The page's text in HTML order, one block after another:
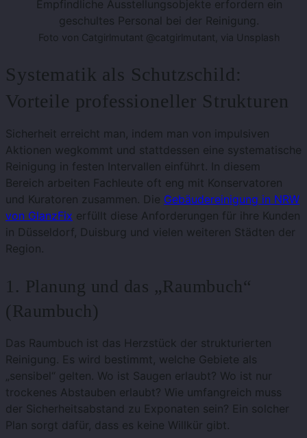
Empfindliche Ausstellungsobjekte erfordern ein
geschultes Personal bei der Reinigung.
Foto von Catgirlmutant @catgirlmutant, via Unsplash
Systematik als Schutzschild:
Vorteile professioneller Strukturen
Sicherheit erreicht man, indem man von impulsiven
Aktionen wegkommt und stattdessen eine systematische
Reinigung in festen Intervallen einführt. In diesem
Bereich arbeiten Fachleute oft eng mit Konservatoren
und Kuratoren zusammen. Die Gebäudereinigung in NRW
von GlanzFix erfüllt diese Anforderungen für ihre Kunden
in Düsseldorf, Duisburg und vielen weiteren Städten der
Region.
1. Planung und das „Raumbuch“
(Raumbuch)
Das Raumbuch ist das Herzstück der strukturierten
Reinigung. Es wird bestimmt, welche Gebiete als
„sensibel“ gelten. Wo ist Saugen erlaubt? Wo ist nur
trockenes Abstauben erlaubt? Wie umfangreich muss
der Sicherheitsabstand zu Exponaten sein? Ein solcher
Plan sorgt dafür, dass es keine Willkür gibt.